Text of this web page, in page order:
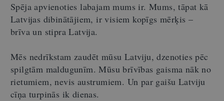
Spēja apvienoties labajam mums ir. Mums, tāpat kā
Latvijas dibinātājiem, ir visiem kopīgs mērķis –
brīva un stipra Latvija.
Mēs nedrīkstam zaudēt mūsu Latviju, dzenoties pēc
spilgtām maldugunīm. Mūsu brīvības gaisma nāk no
rietumiem, nevis austrumiem. Un par gaišu Latviju
cīņa turpinās ik dienas.